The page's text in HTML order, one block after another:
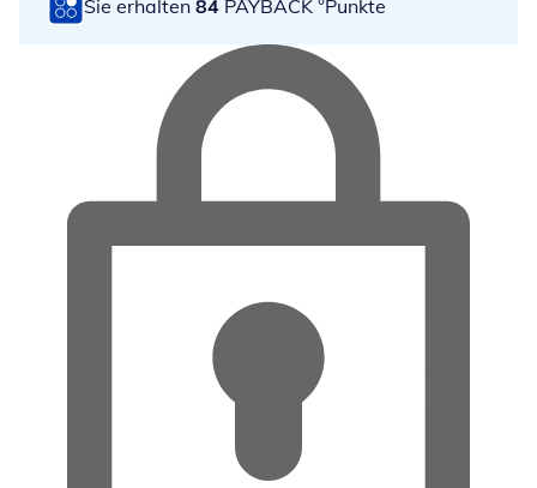
Sie erhalten 84 PAYBACK °Punkte